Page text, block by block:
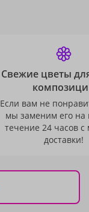
Свежие цветы
Если вам не
мы заменим его на
течение 24 часов с
доставки!